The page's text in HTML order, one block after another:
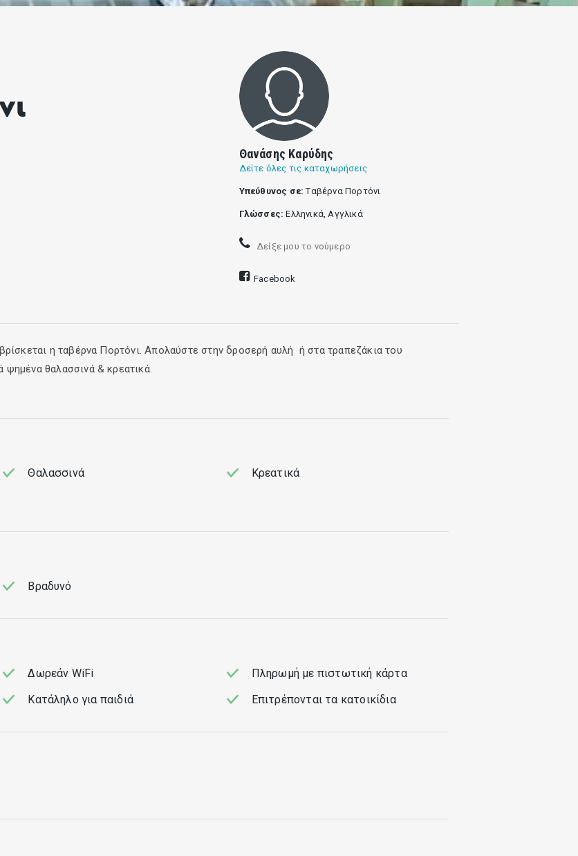
Θανάσης Καρύδης
Δείτε όλες τις καταχωρήσεις
Υπεύθυνος σε: Tαβέρνα Πορτόνι
Γλώσσες: Ελληνικά, Αγγλικά
Δείξε μου το νούμερο
Facebook
η ταβέρνα Πορτόνι. Απολαύστε στην δροσερή αυλή ή στα τραπεζάκια του
ψημένα θαλασσινά & κρεατικά.
Θαλασσινά
Κρεατικά
Βραδυνό
Δωρεάν WiFi
Πληρωμή με πιστωτική κάρτα
Κατάληλο για παιδιά Επιτρέπονται τα κατοικίδια